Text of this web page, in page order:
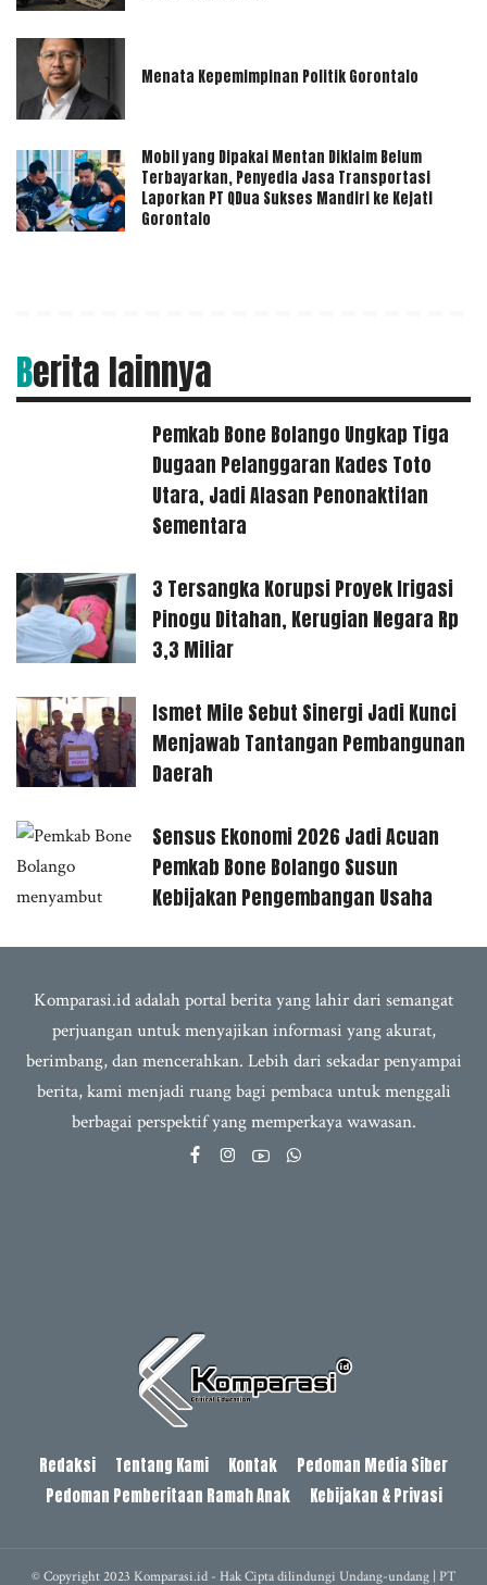
Menata Kepemimpinan Politik Gorontalo
Mobil yang Dipakai Mentan Diklaim Belum
Terbayarkan, Penyedia Jasa Transportasi
Laporkan PT QDua Sukses Mandiri ke Kejati
Gorontalo
Berita lainnya
Pemkab Bone Bolango Ungkap Tiga
Dugaan Pelanggaran Kades Toto
Utara, Jadi Alasan Penonaktifan
Sementara
3 Tersangka Korupsi Proyek Irigasi
Pinogu Ditahan, Kerugian Negara Rp
3,3 Miliar
Ismet Mile Sebut Sinergi Jadi Kunci
Menjawab Tantangan Pembangunan
Daerah
Sensus Ekonomi 2026 Jadi Acuan
Pemkab Bone Bolango Susun
Kebijakan Pengembangan Usaha
Komparasi.id adalah portal berita yang lahir dari semangat
perjuangan untuk menyajikan informasi yang akurat,
berimbang, dan mencerahkan. Lebih dari sekadar penyampai
berita, kami menjadi ruang bagi pembaca untuk menggali
berbagai perspektif yang memperkaya wawasan.
Redaksi Tentang Kami Kontak
Pedoman Media Siber
Pedoman Pemberitaan Ramah Anak
Kebijakan & Privasi
© Copyright 2023 Komparasi.id - Hak Cipta dilindungi Undang-undang | PT